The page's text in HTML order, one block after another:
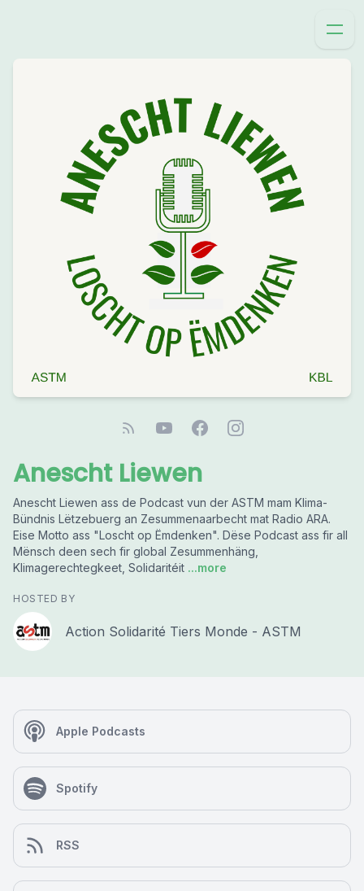
Anescht Liewen
Anescht Liewen ass de Podcast vun der ASTM mam Klima-
Bündnis Lëtzebuerg an Zesummenaarbecht mat Radio ARA.
Eise Motto ass "Loscht op Ëmdenken". Dëse Podcast ass fir all
Mënsch deen sech fir global Zesummenhäng,
Klimagerechtegkeet, Solidaritéit ...more
HOSTED BY
Action Solidarité Tiers Monde - ASTM
Apple Podcasts
Spotify
RSS